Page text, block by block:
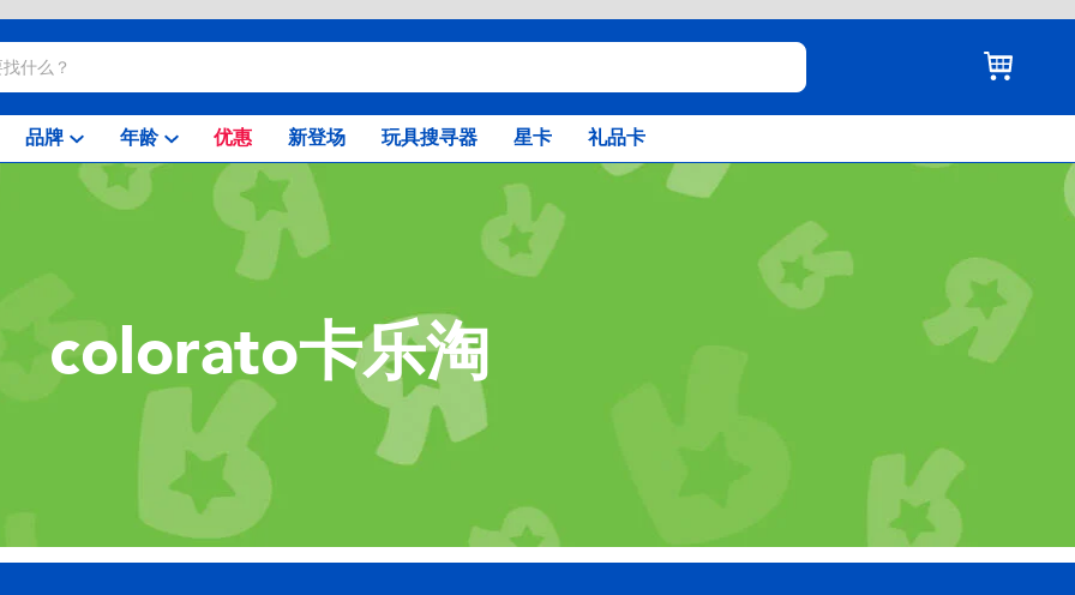
品牌 年龄 优惠 新登场 玩具搜寻器 星卡 礼品卡
colorato卡乐淘